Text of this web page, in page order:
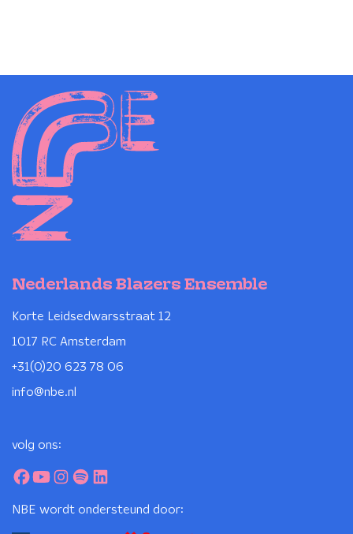
Nederlands Blazers Ensemble
Korte Leidsedwarsstraat 12
1017 RC Amsterdam
+31(0)20 623 78 06
info@nbe.nl
volg ons:
NBE wordt ondersteund door: